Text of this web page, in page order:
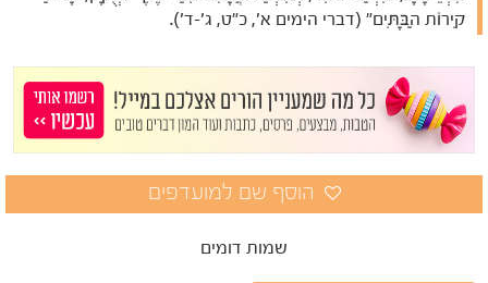
קִירוֹת הַבָּתִּים" (דברי הימים א', כ"ט, ג'-ד').
שמות דומים